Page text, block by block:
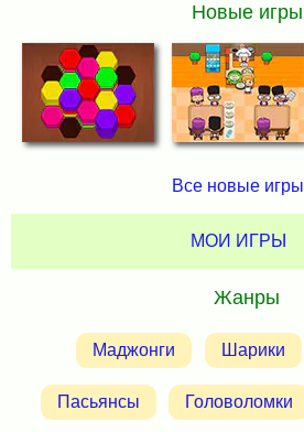
Новые игры
Все новые игры
МОИ ИГРЫ
Жанры
Маджонги Шарики
Пасьянсы Головоломки